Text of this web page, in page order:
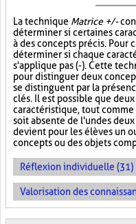
La technique Matrice +/-
déterminer si certaines
à des concepts précis. Pour
déterminer si chaque
s'applique pas (-). Cette
pour distinguer deux
se distinguent par la
clés. Il est possible que
caractéristique, tout
soit absente de l'un des
devient pour les élèves un
concepts ou des objets
Réflexion individuelle (31)
Valorisation des